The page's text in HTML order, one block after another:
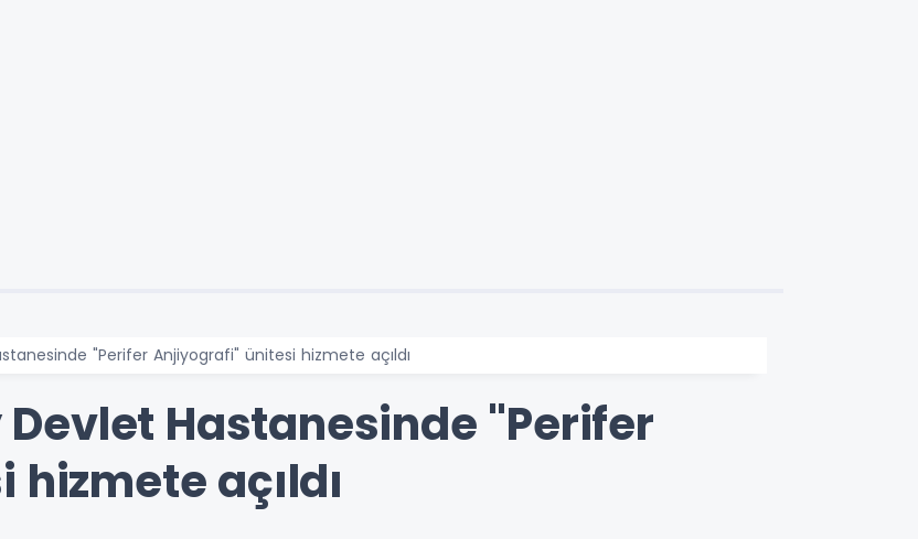
"Perifer Anjiyografi" ünitesi hizmete açıldı
Hastanesinde "Perifer
açıldı